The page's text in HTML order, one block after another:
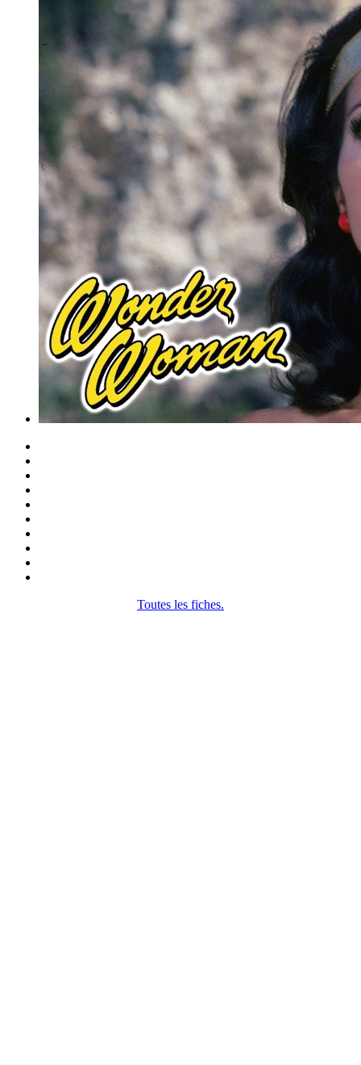
Toutes les fiches.